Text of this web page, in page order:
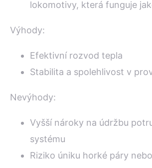
lokomotivy, která funguje
Výhody:
Efektivní rozvod tepla
Stabilita a spolehlivost v
Nevýhody:
Vyšší nároky na údržbu
systému
Riziko úniku horké páry